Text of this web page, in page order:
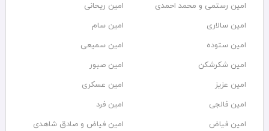
امین رستمی و محمد احمدی
امین ریحانی
امین سالاری
امین سام
امین ستوده
امین سمیعی
امین شکرشکن
امین صبور
امین عزیز
امین عسکری
امین فالجی
امین فرد
امین فیاض
امین فیاض و صادق شاهدی